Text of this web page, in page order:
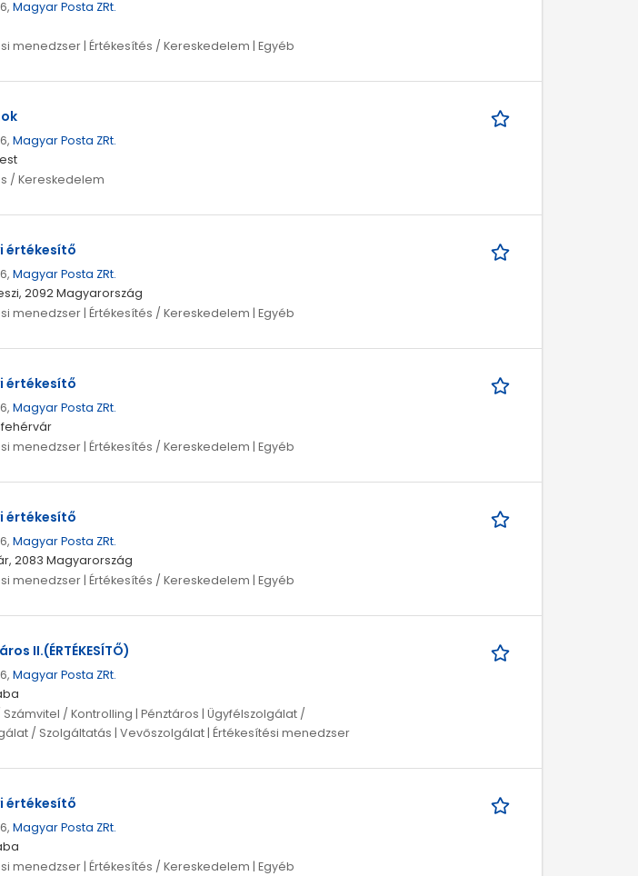
Magyar Posta ZRt.
menedzser | Értékesítés / Kereskedelem | Egyéb
Magyar Posta ZRt.
/ Kereskedelem
értékesítő
Magyar Posta ZRt.
2092 Magyarország
menedzser | Értékesítés / Kereskedelem | Egyéb
értékesítő
Magyar Posta ZRt.
menedzser | Értékesítés / Kereskedelem | Egyéb
értékesítő
Magyar Posta ZRt.
2083 Magyarország
menedzser | Értékesítés / Kereskedelem | Egyéb
II.(ÉRTÉKESÍTŐ)
Magyar Posta ZRt.
Számvitel / Kontrolling | Pénztáros | Ügyfélszolgálat /
/ Szolgáltatás | Vevőszolgálat | Értékesítési menedzser
értékesítő
Magyar Posta ZRt.
menedzser | Értékesítés / Kereskedelem | Egyéb